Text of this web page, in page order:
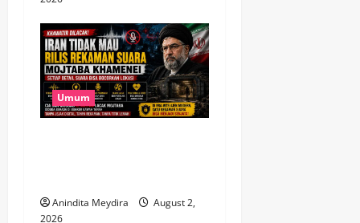
Umum
Anindita Meydira
August 2,
2026